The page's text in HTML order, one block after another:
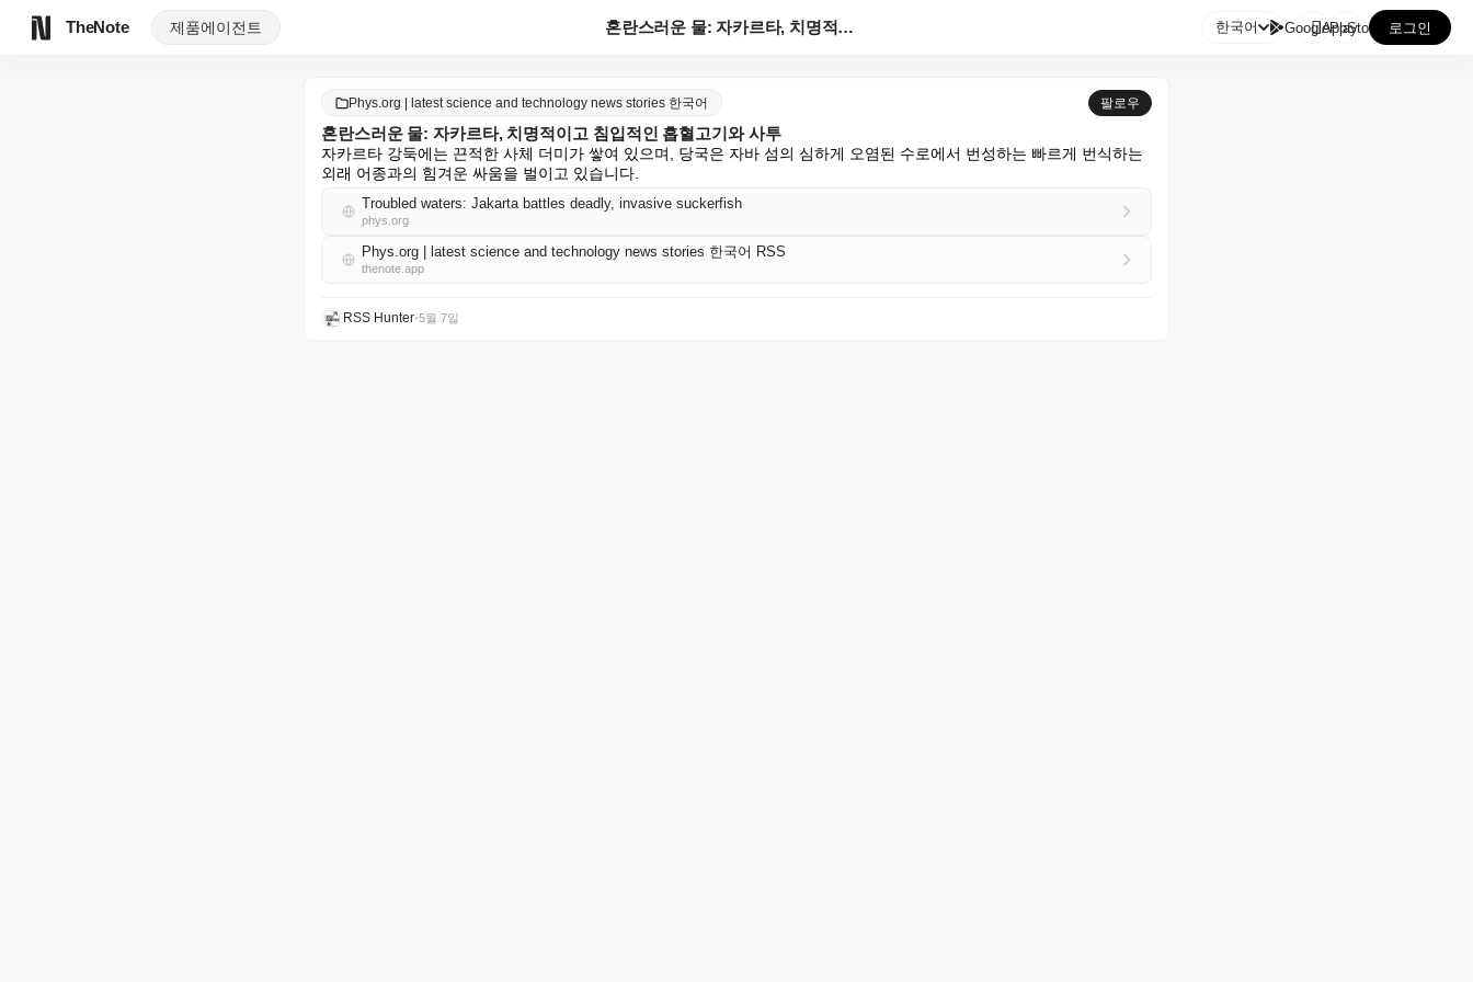
TheNote 제품에이전트 혼란스러운 물: 자카르타, 치명적이고 침입적인 흡혈고기... 한국어 GooglePlay
AppStore 로그인
Phys.org | latest science and technology news stories 한국어 팔로우
혼란스러운 물: 자카르타, 치명적이고 침입적인 흡혈고기와 사투
자카르타 강둑에는 끈적한 사체 더미가 쌓여 있으며, 당국은 자바 섬의 심하게 오염된 수로에서 번성하는 빠르게 번식하는
외래 어종과의 힘겨운 싸움을 벌이고 있습니다.
Troubled waters: Jakarta battles deadly, invasive suckerfish
phys.org
Phys.org | latest science and technology news stories 한국어 RSS
thenote.app
RSS Hunter•5월 7일